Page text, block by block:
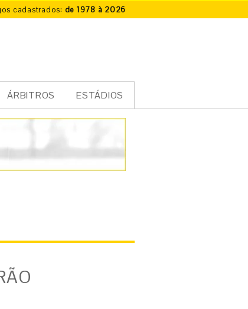
cadastrados: de 1978 à 2026
ÁRBITROS ESTÁDIOS